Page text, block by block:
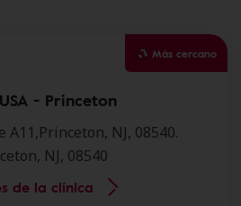
Más cercano
- Princeton
A11,Princeton, NJ, 08540.
NJ, 08540
de la clínica